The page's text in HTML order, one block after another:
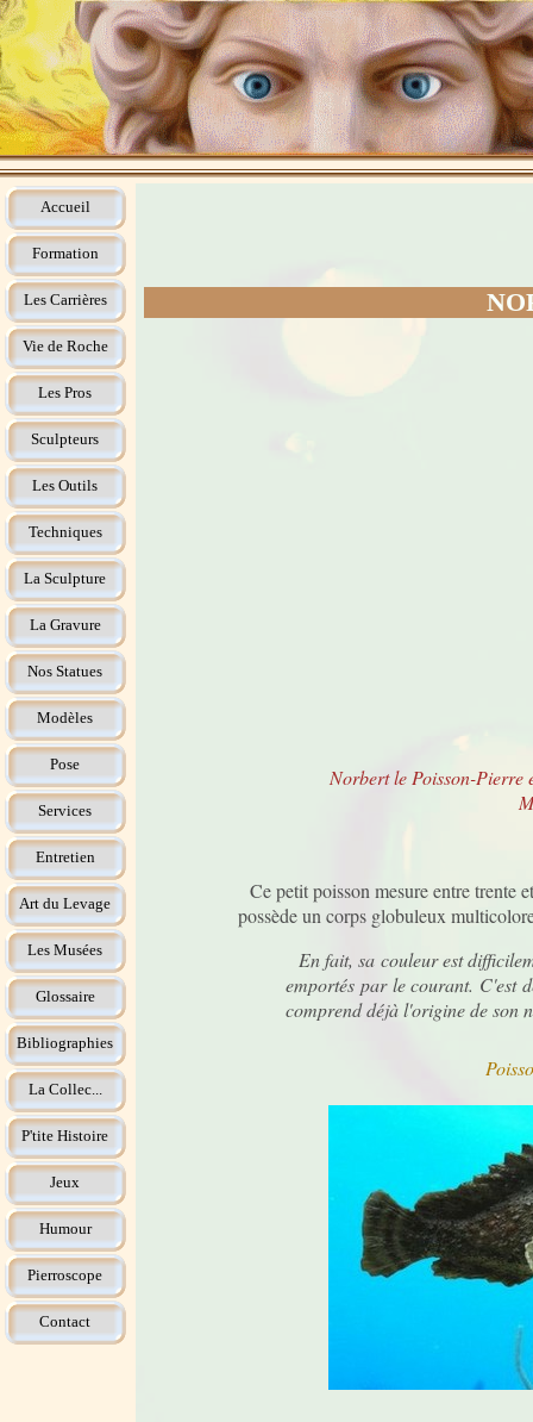
Accueil
Formation
Les Carrières
Vie de Roche
Les Pros
Sculpteurs
Les Outils
Techniques
La Sculpture
La Gravure
Nos Statues
Modèles
Pose
Services
Entretien
Art du Levage
Les Musées
Glossaire
Bibliographies
La Collec...
P'tite Histoire
Jeux
Humour
Pierroscope
Contact
Norbert le Poisson-Pierre
Ce petit poisson mesure entre trente
possède un corps globuleux
En fait, sa couleur est
emportés par le courant. C'est
comprend déjà l'origine de son